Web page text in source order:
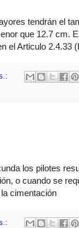
tendrán el
que 12.7 cm.
el Articulo 2.4.33
los pilotes
o cuando se
cimentación